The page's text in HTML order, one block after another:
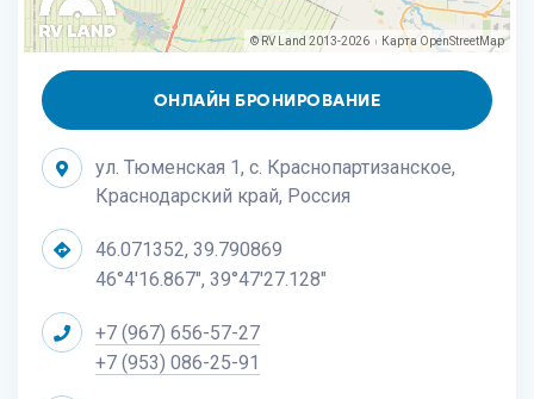
© RV Land 2013-2026 | Карта OpenStreetMap
ОНЛАЙН БРОНИРОВАНИЕ
ул. Тюменская 1, с. Краснопартизанское,
Краснодарский край, Россия
46.071352, 39.790869
46°4'16.867", 39°47'27.128"
+7 (967) 656-57-27
+7 (953) 086-25-91